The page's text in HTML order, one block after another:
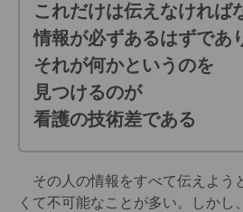
これだけは伝えなければ
情報が必ずあるはずであ
それが何かというのを
見つけるのが
看護の技術差である
その人の情報をすべて伝えよう
くて不可能なことが多い。しかし